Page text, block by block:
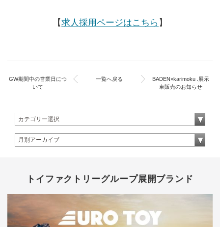
【求人採用ページはこちら 】
GW期間中の営業日につ
いて
一覧へ戻る
BADEN×karimoku .展示
車販売のお知らせ
トイファクトリーグループ展開ブランド